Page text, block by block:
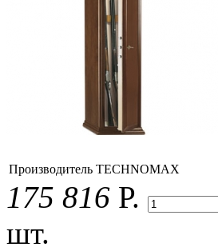
Производитель TECHNOMAX
175 816 Р.
шт.